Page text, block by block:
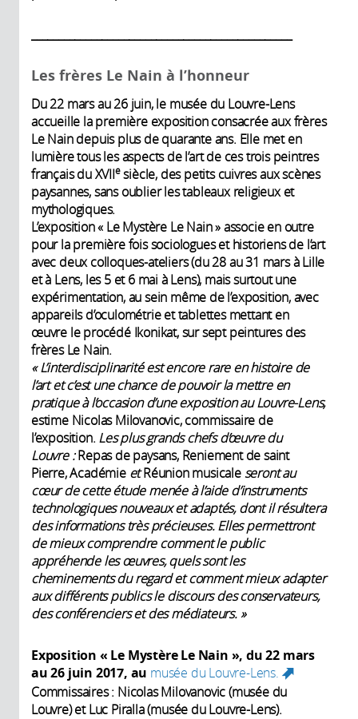
Les frères Le Nain à l’honneur
Du 22 mars au 26 juin, le musée du Louvre-Lens
accueille la première exposition consacrée aux frères
Le Nain depuis plus de quarante ans. Elle met en
lumière tous les aspects de l’art de ces trois peintres
français du XVIIesiècle, des petits cuivres aux scènes
paysannes, sans oublier les tableaux religieux et
mythologiques.
L’exposition « Le Mystère Le Nain » associe en outre
pour la première fois sociologues et historiens de l’art
avec deux colloques-ateliers (du 28 au 31 mars à Lille
et à Lens, les 5 et 6 mai à Lens), mais surtout une
expérimentation, au sein même de l’exposition, avec
appareils d’oculométrie et tablettes mettant en
œuvre le procédé Ikonikat, sur sept peintures des
frères Le Nain.
« L’interdisciplinarité est encore rare en histoire de
l’art et c’est une chance de pouvoir la mettre en
pratique à l’occasion d’une exposition au Louvre-Lens,
estime Nicolas Milovanovic, commissaire de
l’exposition. Les plus grands chefs d’œuvre du
Louvre :Repas de paysans, Reniement de saint
Pierre, Académie etRéunion musicaleseront au
cœur de cette étude menée à l’aide d’instruments
technologiques nouveaux et adaptés, dont il résultera
des informations très précieuses. Elles permettront
de mieux comprendre comment le public
appréhende les œuvres, quels sont les
cheminements du regard et comment mieux adapter
aux différents publics le discours des conservateurs,
des conférenciers et des médiateurs. »
Exposition « Le Mystère Le Nain », du 22 mars
au 26 juin 2017, au musée du Louvre-Lens.
(link
Commissaires : Nicolas Milovanovic (musée du
Louvre) et Luc Piralla (musée du Louvre-Lens).